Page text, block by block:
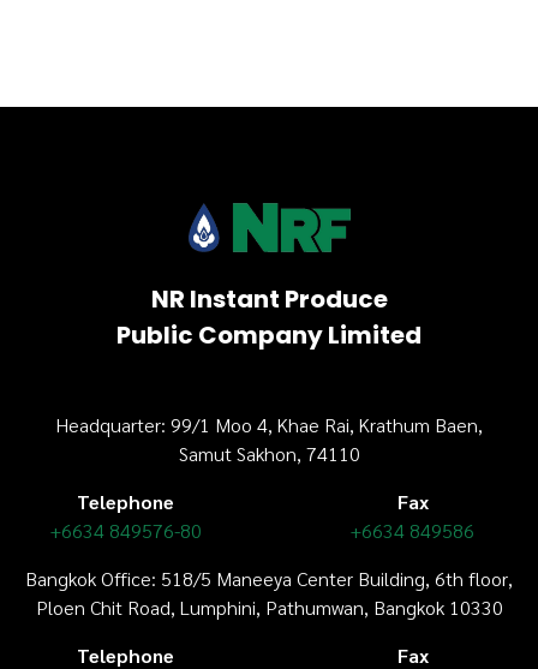
NR Instant Produce
Public Company Limited
Headquarter: 99/1 Moo 4, Khae Rai, Krathum Baen,
Samut Sakhon, 74110
Telephone
+6634 849576-80
Fax
+6634 849586
Bangkok Office: 518/5 Maneeya Center Building, 6th floor,
Ploen Chit Road, Lumphini, Pathumwan, Bangkok 10330
Telephone
Fax